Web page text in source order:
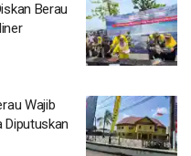
Berau
Wajib
Diputuskan